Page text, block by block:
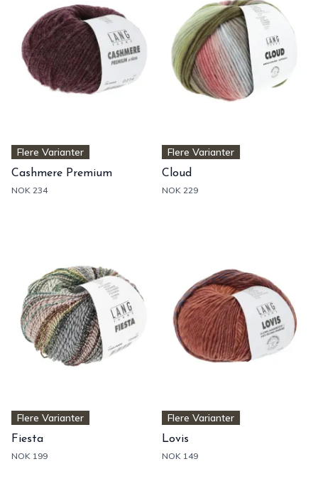
Flere Varianter
Cashmere Premium
NOK 234
Flere Varianter
Cloud
NOK 229
Flere Varianter
Fiesta
NOK 199
Flere Varianter
Lovis
NOK 149